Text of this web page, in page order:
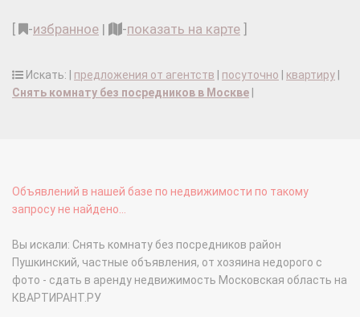
-избранное | -показать на карте
Искать: | предложения от агентств посуточно квартиру
Снять комнату без посредников в Москве
Объявлений в нашей базе по недвижимости по такому
запросу не найдено...
Вы искали: Снять комнату без посредников район
Пушкинский, частные объявления, от хозяина недорого с
фото - сдать в аренду недвижимость Московская область на
КВАРТИРАНТ.РУ